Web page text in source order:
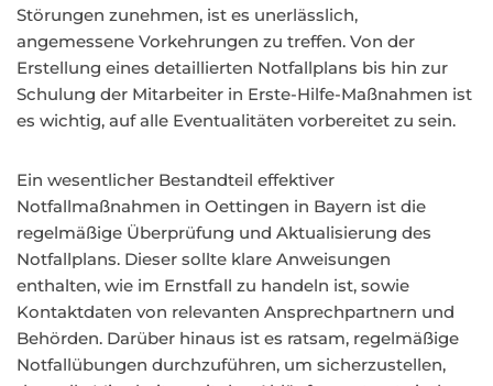
Störungen zunehmen, ist es unerlässlich,
angemessene Vorkehrungen zu treffen. Von der
Erstellung eines detaillierten Notfallplans bis hin zur
Schulung der Mitarbeiter in Erste-Hilfe-Maßnahmen ist
es wichtig, auf alle Eventualitäten vorbereitet zu sein.
Ein wesentlicher Bestandteil effektiver
Notfallmaßnahmen in Oettingen in Bayern ist die
regelmäßige Überprüfung und Aktualisierung des
Notfallplans. Dieser sollte klare Anweisungen
enthalten, wie im Ernstfall zu handeln ist, sowie
Kontaktdaten von relevanten Ansprechpartnern und
Behörden. Darüber hinaus ist es ratsam, regelmäßige
Notfallübungen durchzuführen, um sicherzustellen,